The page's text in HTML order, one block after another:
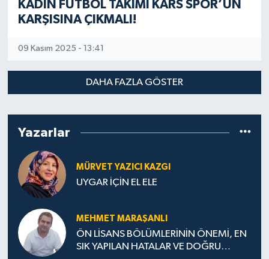
KADIN FUTBOL TAKIMI KARS SPOR’UN
KARŞISINA ÇIKMALI!
09 Kasım 2025 - 13:41
DAHA FAZLA GÖSTER
Yazarlar
MÜRVET YAZICI KAZGI
UYGAR İÇİN EL ELE
MEHMET MARAŞANLI
ÖN LİSANS BÖLÜMLERİNİN ÖNEMİ, EN
SIK YAPILAN HATALAR VE DOĞRU